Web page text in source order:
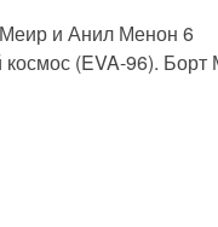
и Анил Менон 6
космос (EVA-96).